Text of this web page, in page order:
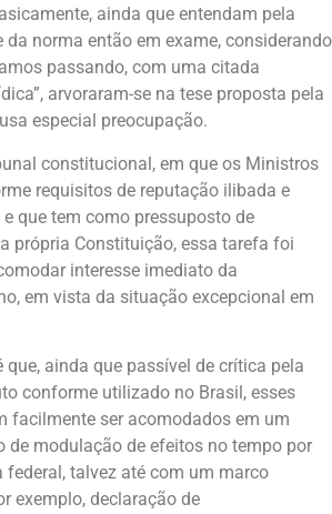
ainda que entendam pela
norma então em exame, considerando
passando, com uma citada
arvoraram-se na tese proposta pela
especial preocupação.
constitucional, em que os Ministros
requisitos de reputação ilibada e
que tem como pressuposto de
própria Constituição, essa tarefa foi
interesse imediato da
em vista da situação excepcional em
que, ainda que passível de crítica pela
conforme utilizado no Brasil, esses
facilmente ser acomodados em um
de modulação de efeitos no tempo por
federal, talvez até com um marco
exemplo, declaração de